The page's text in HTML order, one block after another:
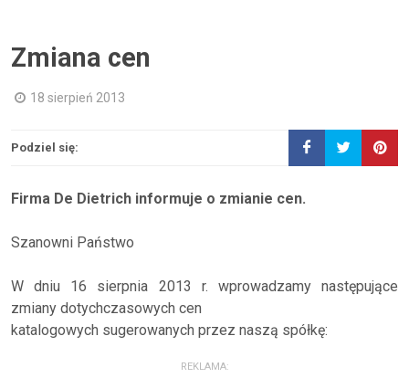
Zmiana cen
18 sierpień 2013
Podziel się:
Firma De Dietrich informuje o zmianie cen.
Szanowni Państwo
W dniu 16 sierpnia 2013 r. wprowadzamy następujące
zmiany dotychczasowych cen
katalogowych sugerowanych przez naszą spółkę:
REKLAMA: